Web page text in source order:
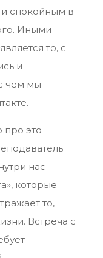
и спокойным в
Иными
то, с
и
чем мы
про это
нас
которые
то,
Встреча с